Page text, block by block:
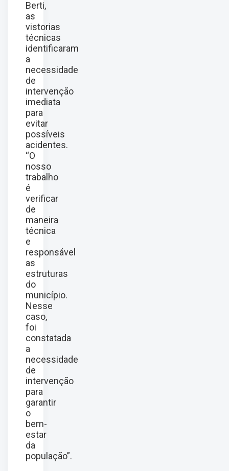
Berti,
as
vistorias
técnicas
identificaram
a
necessidade
de
intervenção
imediata
para
evitar
possíveis
acidentes.
“O
nosso
trabalho
é
verificar
de
maneira
técnica
e
responsável
as
estruturas
do
município.
Nesse
caso,
foi
constatada
a
necessidade
de
intervenção
para
garantir
o
bem-
estar
da
população”.